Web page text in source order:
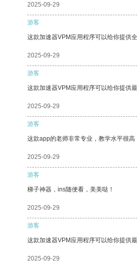
2025-09-29
游客
这款加速器VPM应用程序可以给你提供
2025-09-29
游客
这款加速器VPM应用程序可以给你提供
2025-09-29
游客
这款app的老师非常专业，教学水平很高
2025-09-29
游客
梯子神器，ins随便看，美美哒！
2025-09-29
游客
这款加速器VPM应用程序可以给你提供
2025-09-29